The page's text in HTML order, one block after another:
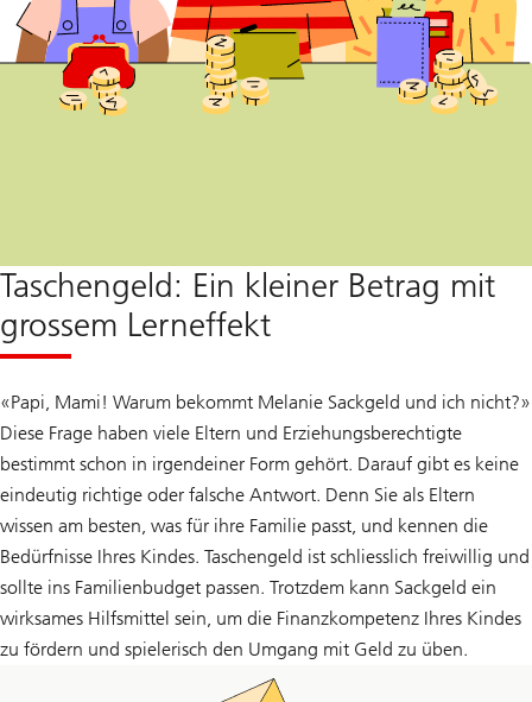
Taschengeld: Ein kleiner Betrag mit
grossem Lerneffekt
«Papi, Mami! Warum bekommt Melanie Sackgeld und ich nicht?»
Diese Frage haben viele Eltern und Erziehungsberechtigte
bestimmt schon in irgendeiner Form gehört. Darauf gibt es keine
eindeutig richtige oder falsche Antwort. Denn Sie als Eltern
wissen am besten, was für ihre Familie passt, und kennen die
Bedürfnisse Ihres Kindes. Taschengeld ist schliesslich freiwillig und
sollte ins Familienbudget passen. Trotzdem kann Sackgeld ein
wirksames Hilfsmittel sein, um die Finanzkompetenz Ihres Kindes
zu fördern und spielerisch den Umgang mit Geld zu üben.